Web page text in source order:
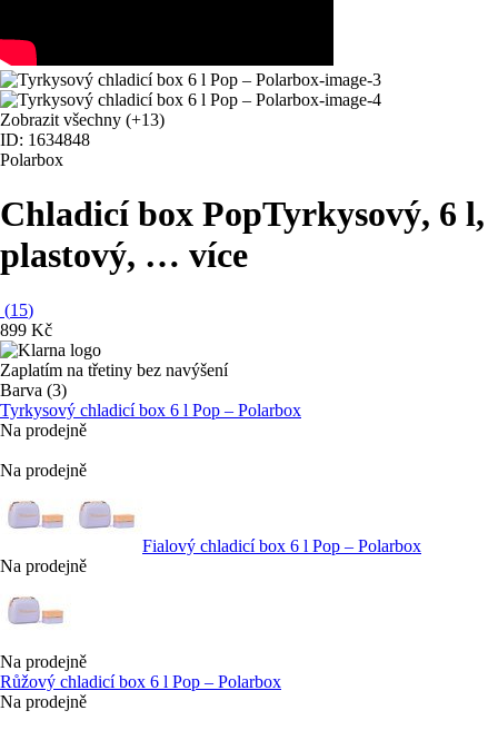
Zobrazit všechny (+13)
ID: 1634848
Polarbox
Chladicí box PopTyrkysový, 6 l,
plastový, … více
(15)
899 Kč
Zaplatím na třetiny bez navýšení
Barva (3)
Tyrkysový chladicí box 6 l Pop – Polarbox
Na prodejně
Na prodejně
Fialový chladicí box 6 l Pop – Polarbox
Na prodejně
Na prodejně
Růžový chladicí box 6 l Pop – Polarbox
Na prodejně